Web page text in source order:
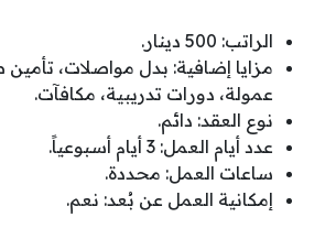
الراتب: 500 دينار.
مزايا إضافية: بدل مواصلات، تأمين
عمولة، دورات تدريبية، مكافآت.
نوع العقد: دائم.
عدد أيام العمل: 3 أيام أسبوعياً.
ساعات العمل: محددة.
إمكانية العمل عن بُعد: نعم.